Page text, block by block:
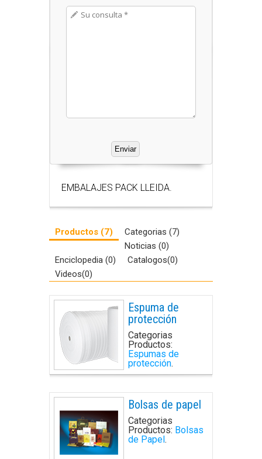
EMBALAJES PACK LLEIDA.
Productos (7)
Categorias (7)
Noticias (0)
Enciclopedia (0)
Catalogos(0)
Videos(0)
Espuma de
protección
Categorias
Productos:
Espumas de
protección.
Bolsas de papel
Categorias
Productos: Bolsas
de Papel.